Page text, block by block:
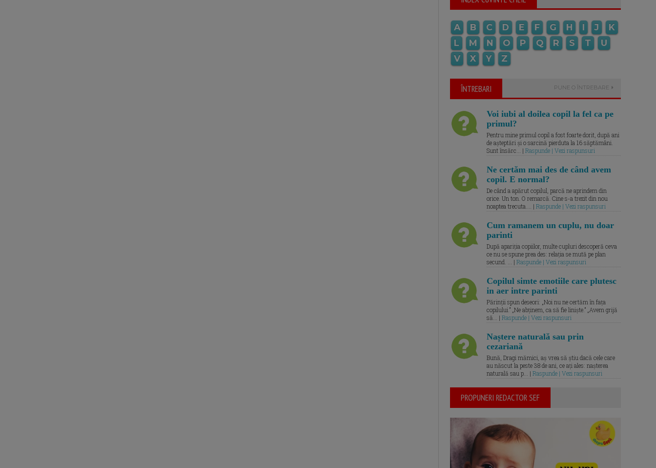
A B C D E F G H I J
K
L
M N O P Q R S T
U
V
X Y Z
ÎNTREBARI PUNE O ÎNTREBARE
Voi iubi al doilea copil la fel ca pe
primul?
Pentru mine primul copil a fost foarte dorit, după ani
de așteptări și o sarcină pierduta la 16 săptămâni.
Sunt însărc... | Raspunde | Vezi raspunsuri
Ne certăm mai des de când avem
copil. E normal?
De când a apărut copilul, parcă ne aprindem din
orice. Un ton. O remarcă. Cine s-a trezit din nou
noaptea trecuta.... | Raspunde | Vezi raspunsuri
Cum ramanem un cuplu, nu doar
parinti
După apariția copiilor, multe cupluri descoperă ceva
ce nu se spune prea des: relația se mută pe plan
secund. ... | Raspunde | Vezi raspunsuri
Copilul simte emotiile care plutesc
in aer intre parinti
Părinții spun deseori: „Noi nu ne certăm în fața
copilului.” „Ne abținem, ca să fie liniște.” „Avem grijă
să... | Raspunde | Vezi raspunsuri
Naștere naturală sau prin
cezariană
Bună, Dragi mămici, aș vrea să știu dacă cele care
au născut la peste 38 de ani, ce ați ales: nașterea
naturală sau p... | Raspunde | Vezi raspunsuri
PROPUNERI REDACTOR SEF